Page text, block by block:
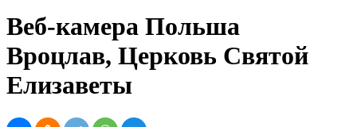
Веб-камера Польша
Вроцлав, Церковь Святой
Елизаветы